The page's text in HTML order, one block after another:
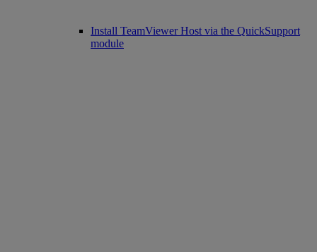
Install TeamViewer Host via the QuickSupport
module